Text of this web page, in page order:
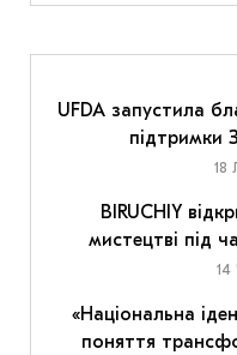
UFDA запустила
підтримки
18
BIRUCHIY
мистецтві під
14
«Національна
поняття